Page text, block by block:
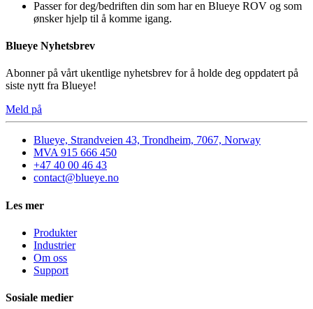
Passer for deg/bedriften din som har en Blueye ROV og som
ønsker hjelp til å komme igang.
Blueye Nyhetsbrev
Abonner på vårt ukentlige nyhetsbrev for å holde deg oppdatert på
siste nytt fra Blueye!
Meld på
Blueye, Strandveien 43, Trondheim, 7067, Norway
MVA 915 666 450
+47 40 00 46 43
contact@blueye.no
Les mer
Produkter
Industrier
Om oss
Support
Sosiale medier